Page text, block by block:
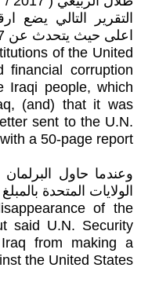
التقرير التالي يضع
اعلى حيث يتحدث عن 17 بليون دولار
of the United
financial corruption
Iraqi people, which
(and) that it was
sent to the U.N.
with a 50-page report.
وعندما حاول
الولايات المتحدة
of the
said U.N. Security
from making a
the United States